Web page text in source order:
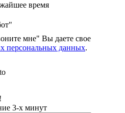
время
мне" Вы даете свое
персональных данных.
3-х минут